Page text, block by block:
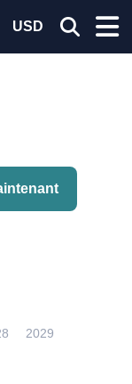
USD
2029